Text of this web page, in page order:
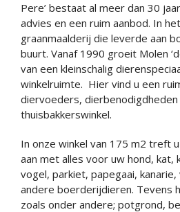
Pere’ bestaat al meer dan 30
advies en een ruim aanbod. In
graanmaalderij die leverde aan
buurt. Vanaf 1990 groeit Molen
van een kleinschalig
winkelruimte. Hier vind u een
diervoeders, dierbenodigdheden
thuisbakkerswinkel.
In onze winkel van 175 m2 treft
aan met alles voor uw hond, kat,
vogel, parkiet, papegaai, kanarie,
andere boerderijdieren. Tevens
zoals onder andere; potgrond,